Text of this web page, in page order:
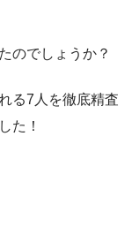
のでしょうか？
る7人を徹底精査
た！